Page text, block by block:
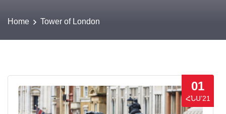
Home Tower of London
01
ՀՆՍ’21